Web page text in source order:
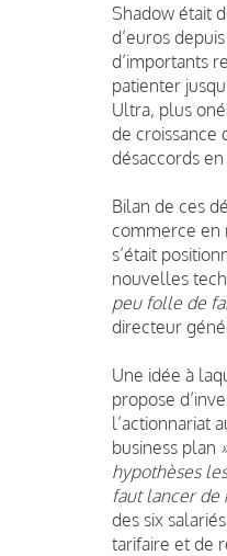
Shadow était
d’euros
d’importants
patienter
Ultra, plus
de croissance
désaccords
Bilan de ces
commerce en
s’était
nouvelles
peu folle de
directeur
Une idée à
propose
l’actionnariat
business plan
hypothèses
faut lancer de
des six
tarifaire et de